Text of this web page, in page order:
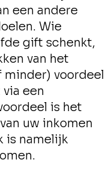
een andere
Wie
gift schenkt,
van het
minder) voordeel
een
is het
uw inkomen
is namelijk